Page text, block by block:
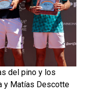
del pino y los
y Matías Descotte